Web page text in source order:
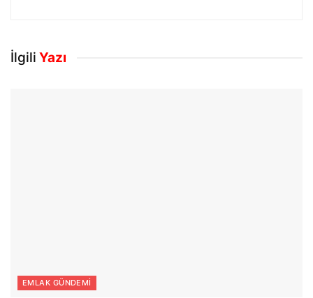
İlgili Yazı
EMLAK GÜNDEMI